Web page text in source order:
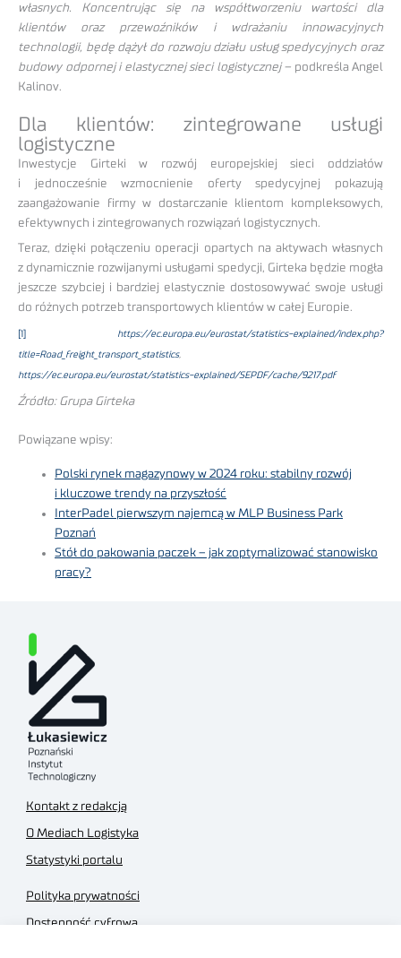
własnych. Koncentrując się na współtworzeniu wartości dla
klientów oraz przewoźników i wdrażaniu innowacyjnych
technologii, będę dążył do rozwoju działu usług spedycyjnych oraz
budowy odpornej i elastycznej sieci logistycznej – podkreśla Angel
Kalinov.
Dla klientów: zintegrowane usługi
logistyczne
Inwestycje Girteki w rozwój europejskiej sieci oddziałów
i jednocześnie wzmocnienie oferty spedycyjnej pokazują
zaangażowanie firmy w dostarczanie klientom kompleksowych,
efektywnych i zintegrowanych rozwiązań logistycznych.
Teraz, dzięki połączeniu operacji opartych na aktywach własnych
z dynamicznie rozwijanymi usługami spedycji, Girteka będzie mogła
jeszcze szybciej i bardziej elastycznie dostosowywać swoje usługi
do różnych potrzeb transportowych klientów w całej Europie.
[1] https://ec.europa.eu/eurostat/statistics-explained/index.php?
title=Road_freight_transport_statistics,
https://ec.europa.eu/eurostat/statistics-explained/SEPDF/cache/9217.pdf
Źródło: Grupa Girteka
Powiązane wpisy:
Polski rynek magazynowy w 2024 roku: stabilny rozwój
i kluczowe trendy na przyszłość
InterPadel pierwszym najemcą w MLP Business Park
Poznań
Stół do pakowania paczek – jak zoptymalizować stanowisko
pracy?
Kontakt z redakcją
O Mediach Logistyka
Statystyki portalu
Polityka prywatności
Dostępność cyfrowa